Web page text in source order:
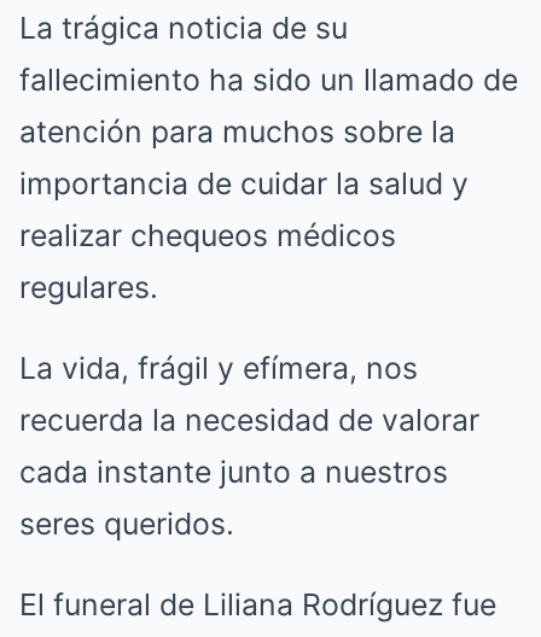
La trágica noticia de su
fallecimiento ha sido un llamado de
atención para muchos sobre la
importancia de cuidar la salud y
realizar chequeos médicos
regulares.
La vida, frágil y efímera, nos
recuerda la necesidad de valorar
cada instante junto a nuestros
seres queridos.
El funeral de Liliana Rodríguez fue